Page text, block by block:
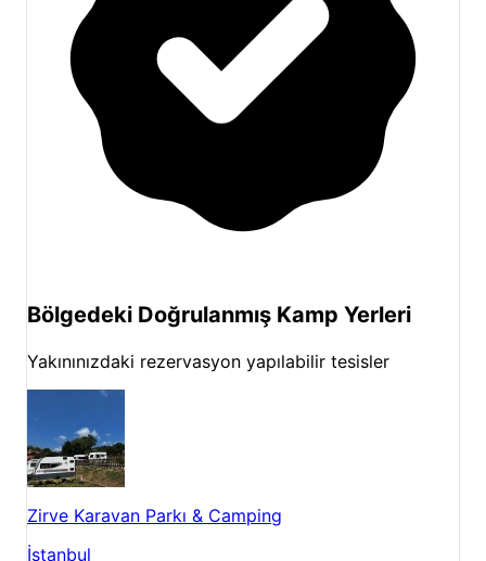
Bölgedeki Doğrulanmış Kamp Yerleri
Yakınınızdaki rezervasyon yapılabilir tesisler
Zirve Karavan Parkı & Camping
İstanbul